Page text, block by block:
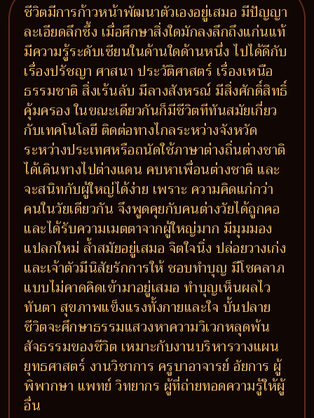
ชีวิตมีการก้าวหน้าพัฒนาตัวเองอยู่เสมอ มีปัญญา
ละเอียดลึกซึ้ง เมื่อศึกษาสิ่งใดมักลงลึกถึงแก่นแท้
มีความรู้ระดับเซียนในด้านใดด้านหนึ่ง ไปได้ดีกับ
เรื่องปรัชญา ศาสนา ประวัติศาสตร์ เรื่องเหนือ
ธรรมชาติ สิ่งเร้นลับ มีลางสังหรณ์ มีสิ่งศักดิ์สิทธิ์
คุ้มครอง ในขณะเดียวกันก็มีชีวิตทีทันสมัยเกี่ยว
กับเทคโนโลยี ติดต่อทางไกลระหว่างจังหวัด
ระหว่างประเทศหรือถนัดใช้ภาษาต่างถิ่นต่างชาติ
ได้เดินทางไปต่างแดน คบหาเพื่อนต่างชาติ และ
จะสนิทกับผู้ใหญ่ได้ง่าย เพราะ ความคิดแก่กว่า
คนในวัยเดียวกัน จึงพูดคุยกับคนต่างวัยได้ถูกคอ
และได้รับความเมตตาจากผู้ใหญ่มาก มีมุมมอง
แปลกใหม่ ล้ำสมัยอยู่เสมอ จิตใจนิ่ง ปล่อยวางเก่ง
และเจ้าตัวมีนิสัยรักการให้ ชอบทำบุญ มีโชคลาภ
แบบไม่คาดคิดเข้ามาอยู่เสมอ ทำบุญเห็นผลไว
ทันตา สุขภาพแข็งแรงทั้งกายและใจ บั้นปลาย
ชีวิตจะศึกษาธรรมแสวงหาความวิเวกหลุดพ้น
สัจธรรมของชีวิต เหมาะกับงานบริหารวางแผน
ยุทธศาสตร์ งานวิชาการ ครูบาอาจารย์ อัยการ ผู้
พิพากษา แพทย์ วิทยากร ผู้ที่ถ่ายทอดความรู้ให้ผู้
อื่น